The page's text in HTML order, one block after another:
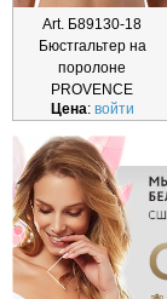
Art. Б89130-18
Бюстгальтер на
поролоне
PROVENCE
COQUETTE REVUE
Б89130-18
Цена: войти